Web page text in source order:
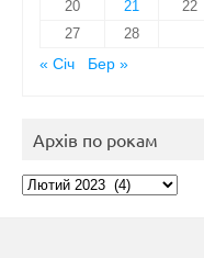
20
21 22
27
28
« Січ
Бер »
Архів по рокам
Архів